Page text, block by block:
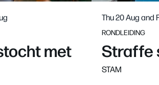
met
Straffe
STAM
RONDLEIDING
Thu 20 Augand